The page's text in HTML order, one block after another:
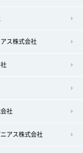
ス株式会社
社
アス株式会社